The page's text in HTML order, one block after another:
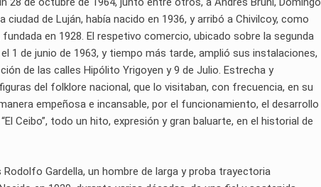
de Luján, había nacido en 1936, y arribó a Chivilcoy, como
en 1928. El respetivo comercio, ubicado sobre la segunda
1 de junio de 1963, y tiempo más tarde, amplió sus instalaciones,
de las calles Hipólito Yrigoyen y 9 de Julio. Estrecha y
del folklore nacional, que lo visitaban, con frecuencia, en su
empeñosa e incansable, por el funcionamiento, el desarrollo
Ceibo”, todo un hito, expresión y gran baluarte, en el historial de
Gardella, un hombre de larga y proba trayectoria